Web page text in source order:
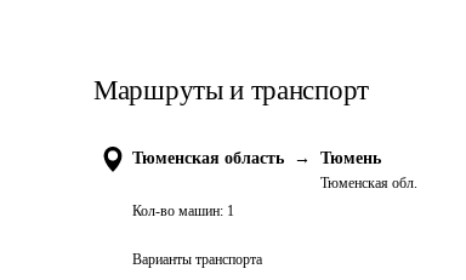
Маршруты и транспорт
Тюменская область → Тюмень
Тюменская обл.
Кол-во машин: 1
Варианты транспорта